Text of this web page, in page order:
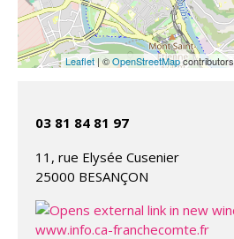
Leaflet | ©OpenStreetMapcontributors
03 81 84 81 97
11, rue Elysée Cusenier
25000 BESANÇON
www.info.ca-franchecomte.fr